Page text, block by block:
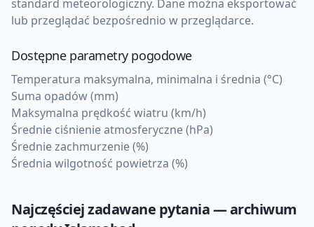
standard meteorologiczny. Dane można eksportować
lub przeglądać bezpośrednio w przeglądarce.
Dostępne parametry pogodowe
Temperatura maksymalna, minimalna i średnia (°C)
Suma opadów (mm)
Maksymalna prędkość wiatru (km/h)
Średnie ciśnienie atmosferyczne (hPa)
Średnie zachmurzenie (%)
Średnia wilgotność powietrza (%)
Najczęściej zadawane pytania — archiwum